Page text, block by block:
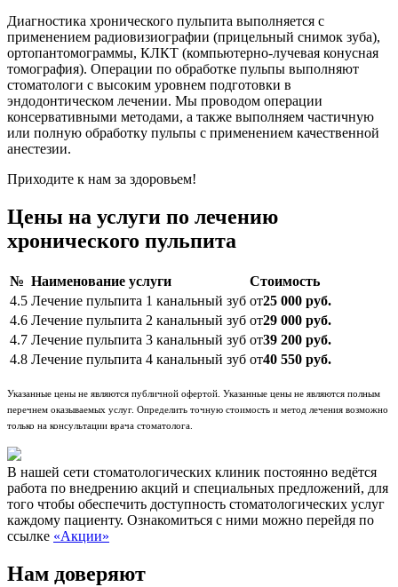
Диагностика хронического пульпита выполняется с
применением радиовизиографии (прицельный снимок зуба),
ортопантомограммы, КЛКТ (компьютерно-лучевая конусная
томография). Операции по обработке пульпы выполняют
стоматологи с высоким уровнем подготовки в
эндодонтическом лечении. Мы проводом операции
консервативными методами, а также выполняем частичную
или полную обработку пульпы с применением качественной
анестезии.
Приходите к нам за здоровьем!
Цены на услуги по лечению
хронического пульпита
№ Наименование услуги
Стоимость
4.5 Лечение пульпита 1 канальный зуб от25 000 руб.
4.6 Лечение пульпита 2 канальный зуб от29 000 руб.
4.7 Лечение пульпита 3 канальный зуб от39 200 руб.
4.8 Лечение пульпита 4 канальный зуб от40 550 руб.
Указанные цены не являются публичной офертой. Указанные цены не являются полным
перечнем оказываемых услуг. Определить точную стоимость и метод лечения возможно
только на консультации врача стоматолога.
В нашей сети стоматологических клиник постоянно ведётся
работа по внедрению акций и специальных предложений, для
того чтобы обеспечить доступность стоматологических услуг
каждому пациенту. Ознакомиться с ними можно перейдя по
ссылке «Акции»
Нам доверяют